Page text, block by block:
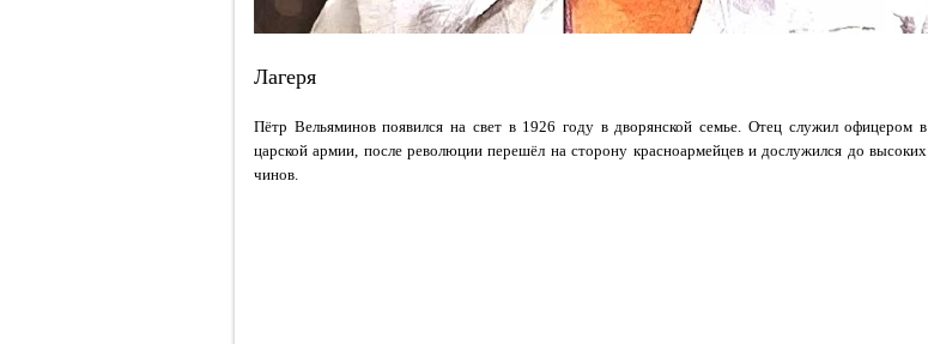
Лагеря
Пётр Вельяминов появился на свет в 1926 году в дворянской семье. Отец служил офицером в
царской армии, после революции перешёл на сторону красноармейцев и дослужился до высоких
чинов.